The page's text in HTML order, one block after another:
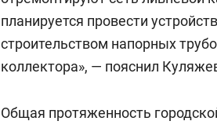
планируется провести
строительством напорных
коллектора», — пояснил
Общая протяженность